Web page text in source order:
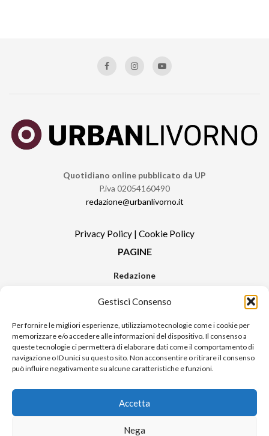
Gestisci Consenso
Per fornire le migliori esperienze, utilizziamo tecnologie come i cookie per
memorizzare e/o accedere alle informazioni del dispositivo. Il consenso a
queste tecnologie ci permetterà di elaborare dati come il comportamento di
navigazione o ID unici su questo sito. Non acconsentire o ritirare il consenso
può influire negativamente su alcune caratteristiche e funzioni.
Accetta
Nega
Quotidiano online pubblicato da UP
P.iva 02054160490
redazione@urbanlivorno.it
Privacy Policy | Cookie Policy
PAGINE
Redazione
Pubblicità
Sitemap
RUBRICHE
Notizie in Primo Piano
Urban Video
Livorno FAQs